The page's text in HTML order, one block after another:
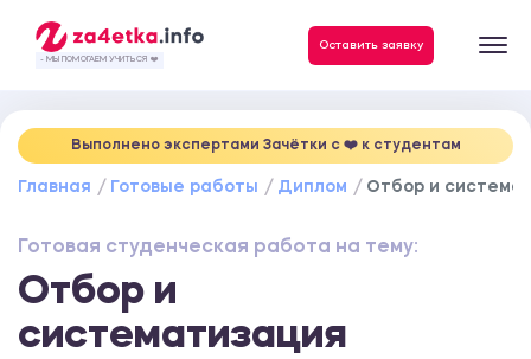
- МЫ ПОМОГАЕМ УЧИТЬСЯ ❤️
Оставить заявку
Выполнено экспертами Зачётки c ❤️ к студентам
Главная Готовые работы Диплом Отбор и
Готовая студенческая работа на тему:
Отбор и
систематизация